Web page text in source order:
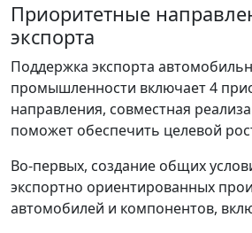
Приоритетные
экспорта
Поддержка экспорта
промышленности включает 4
направления, совместная
поможет обеспечить целевой
Во-первых, создание общих
экспортно ориентированных
автомобилей и компонентов,